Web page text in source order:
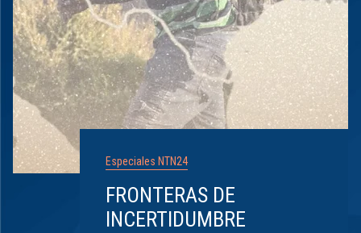
Especiales NTN24
FRONTERAS DE
INCERTIDUMBRE